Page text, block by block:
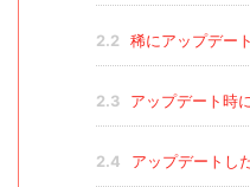
2.2 稀にアップデー
2.3 アップデート時
2.4 アップデートし